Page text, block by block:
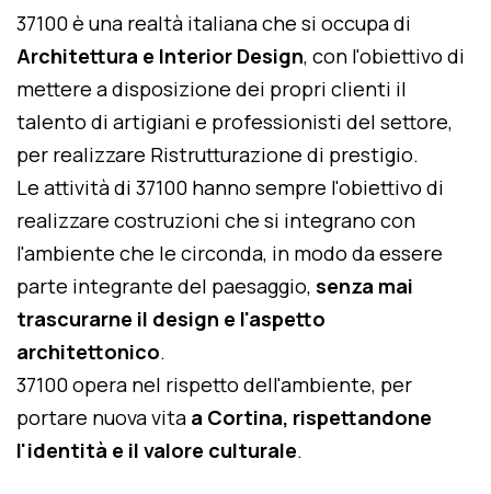
37100 è una realtà italiana che si occupa di
Architettura e Interior Design, con l'obiettivo di
mettere a disposizione dei propri clienti il
talento di artigiani e professionisti del settore,
per realizzare Ristrutturazione di prestigio.
Le attività di 37100 hanno sempre l'obiettivo di
realizzare costruzioni che si integrano con
l'ambiente che le circonda, in modo da essere
parte integrante del paesaggio, senza mai
trascurarne il design e l'aspetto
architettonico.
37100 opera nel rispetto dell'ambiente, per
portare nuova vita a Cortina, rispettandone
l'identità e il valore culturale.